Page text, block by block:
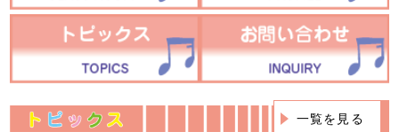
一覧を見る